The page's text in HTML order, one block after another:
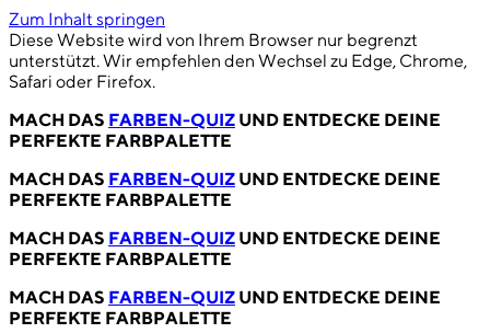
Zum Inhalt springen
Diese Website wird von Ihrem Browser nur begrenzt
unterstützt. Wir empfehlen den Wechsel zu Edge, Chrome,
Safari oder Firefox.
MACH DAS FARBEN-QUIZ UND ENTDECKE DEINE
PERFEKTE FARBPALETTE
MACH DAS FARBEN-QUIZ UND ENTDECKE DEINE
PERFEKTE FARBPALETTE
MACH DAS FARBEN-QUIZ UND ENTDECKE DEINE
PERFEKTE FARBPALETTE
MACH DAS FARBEN-QUIZ UND ENTDECKE DEINE
PERFEKTE FARBPALETTE